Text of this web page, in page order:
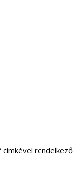
címkével rendelkező